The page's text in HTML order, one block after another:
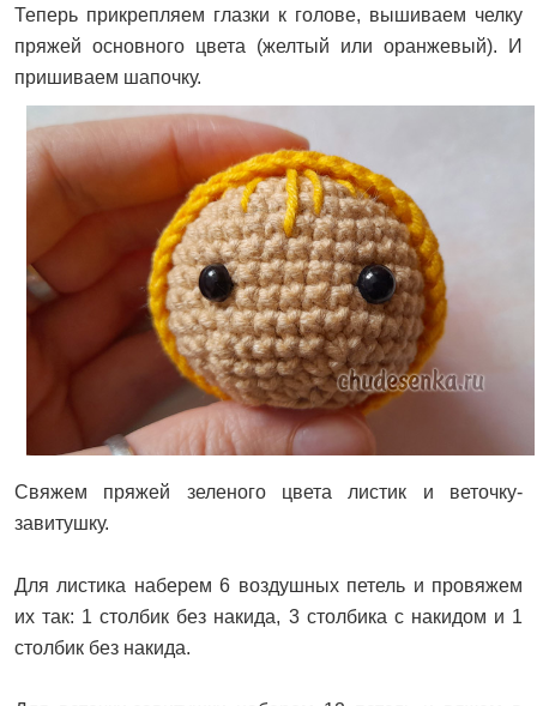
Теперь прикрепляем глазки к голове, вышиваем челку
пряжей основного цвета (желтый или оранжевый). И
пришиваем шапочку.
Свяжем пряжей зеленого цвета листик и веточку-
завитушку.
Для листика наберем 6 воздушных петель и провяжем
их так: 1 столбик без накида, 3 столбика с накидом и 1
столбик без накида.